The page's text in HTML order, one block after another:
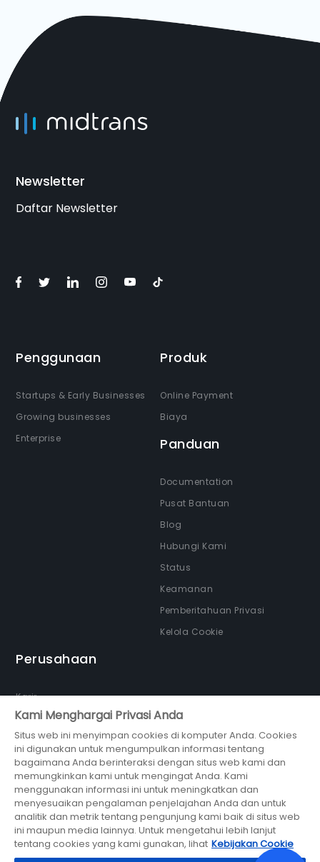
Newsletter
Daftar Newsletter
Penggunaan
Startups & Early Businesses
Growing businesses
Enterprise
Produk
Online Payment
Biaya
Panduan
Documentation
Pusat Bantuan
Blog
Hubungi Kami
Status
Keamanan
Pemberitahuan Privasi
Kelola Cookie
Perusahaan
Karir
Tentang kami
Newsroom
Partner
bagian dari
Kami Menghargai Privasi Anda
Situs web ini menyimpan cookies di komputer Anda. Cookies
ini digunakan untuk mengumpulkan informasi tentang
bagaimana Anda berinteraksi dengan situs web kami dan
memungkinkan kami untuk mengingat Anda. Kami
menggunakan informasi ini untuk meningkatkan dan
menyesuaikan pengalaman penjelajahan Anda dan untuk
analitik dan metrik tentang pengunjung kami baik di situs web
ini maupun media lainnya. Untuk mengetahui lebih lanjut
tentang cookies yang kami gunakan, lihat Kebijakan Cookie